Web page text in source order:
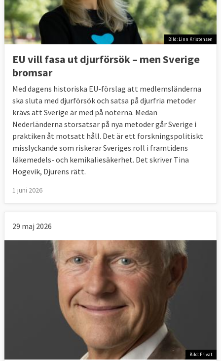
Bild: Linn Kristensen
EU vill fasa ut djurförsök – men Sverige
bromsar
Med dagens historiska EU-förslag att medlemsländerna
ska sluta med djurförsök och satsa på djurfria metoder
krävs att Sverige är med på noterna. Medan
Nederländerna storsatsar på nya metoder går Sverige i
praktiken åt motsatt håll. Det är ett forskningspolitiskt
misslyckande som riskerar Sveriges roll i framtidens
läkemedels- och kemikaliesäkerhet. Det skriver Tina
Hogevik, Djurens rätt.
1 juni 2026
29 maj 2026
Bild: Privat